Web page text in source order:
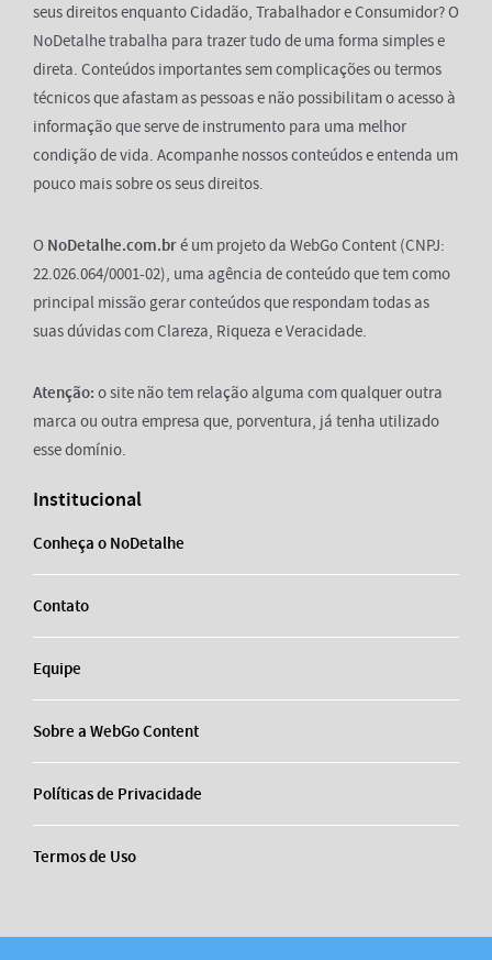
seus direitos enquanto Cidadão, Trabalhador e Consumidor? O
NoDetalhe trabalha para trazer tudo de uma forma simples e
direta. Conteúdos importantes sem complicações ou termos
técnicos que afastam as pessoas e não possibilitam o acesso à
informação que serve de instrumento para uma melhor
condição de vida. Acompanhe nossos conteúdos e entenda um
pouco mais sobre os seus direitos.
O NoDetalhe.com.bré um projeto da WebGo Content (CNPJ:
22.026.064/0001-02), uma agência de conteúdo que tem como
principal missão gerar conteúdos que respondam todas as
suas dúvidas com Clareza, Riqueza e Veracidade.
Atenção: o site não tem relação alguma com qualquer outra
marca ou outra empresa que, porventura, já tenha utilizado
esse domínio.
Institucional
Conheça o NoDetalhe
Contato
Equipe
Sobre a WebGo Content
Políticas de Privacidade
Termos de Uso